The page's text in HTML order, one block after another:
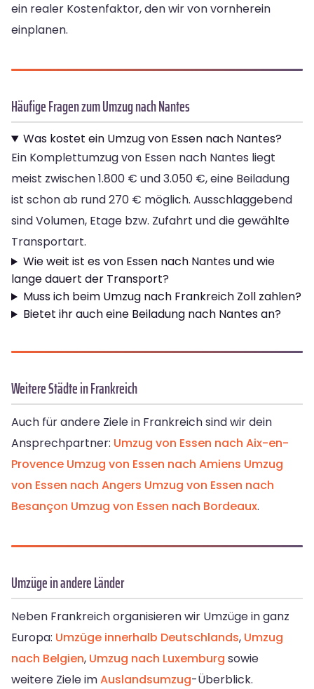
ein realer Kostenfaktor, den wir von vornherein
einplanen.
Häufige Fragen zum Umzug nach Nantes
Was kostet ein Umzug von Essen nach Nantes?
Ein Komplettumzug von Essen nach Nantes liegt
meist zwischen 1.800 € und 3.050 €, eine Beiladung
ist schon ab rund 270 € möglich. Ausschlaggebend
sind Volumen, Etage bzw. Zufahrt und die gewählte
Transportart.
Wie weit ist es von Essen nach Nantes und wie
lange dauert der Transport?
Muss ich beim Umzug nach Frankreich Zoll zahlen?
Bietet ihr auch eine Beiladung nach Nantes an?
Weitere Städte in Frankreich
Auch für andere Ziele in Frankreich sind wir dein
Ansprechpartner: Umzug von Essen nach Aix-en-
Provence Umzug von Essen nach Amiens Umzug
von Essen nach Angers Umzug von Essen nach
Besançon Umzug von Essen nach Bordeaux.
Umzüge in andere Länder
Neben Frankreich organisieren wir Umzüge in ganz
Europa: Umzüge innerhalb Deutschlands, Umzug
nach Belgien, Umzug nach Luxemburg sowie
weitere Ziele imAuslandsumzug-Überblick.